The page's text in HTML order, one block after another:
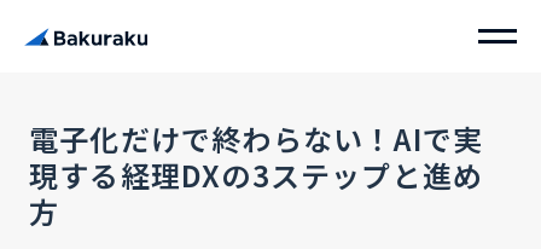
電子化だけで終わらない！AIで実
現する経理DXの3ステップと進め
方